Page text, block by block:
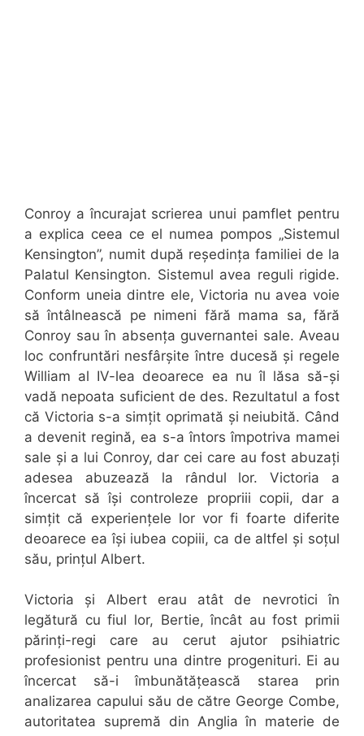
Conroy a încurajat scrierea unui pamflet pentru
a explica ceea ce el numea pompos „Sistemul
Kensington”, numit după reședința familiei de la
Palatul Kensington. Sistemul avea reguli rigide.
Conform uneia dintre ele, Victoria nu avea voie
să întâlnească pe nimeni fără mama sa, fără
Conroy sau în absența guvernantei sale. Aveau
loc confruntări nesfârșite între ducesă și regele
William al IV-lea deoarece ea nu îl lăsa să-și
vadă nepoata suficient de des. Rezultatul a fost
că Victoria s-a simțit oprimată și neiubită. Când
a devenit regină, ea s-a întors împotriva mamei
sale și a lui Conroy, dar cei care au fost abuzați
adesea abuzează la rândul lor. Victoria a
încercat să își controleze propriii copii, dar a
simțit că experiențele lor vor fi foarte diferite
deoarece ea își iubea copiii, ca de altfel și soțul
său, prințul Albert.
Victoria și Albert erau atât de nevrotici în
legătură cu fiul lor, Bertie, încât au fost primii
părinți-regi care au cerut ajutor psihiatric
profesionist pentru una dintre progenituri. Ei au
încercat să-i îmbunătățească starea prin
analizarea capului său de către George Combe,
autoritatea supremă din Anglia în materie de